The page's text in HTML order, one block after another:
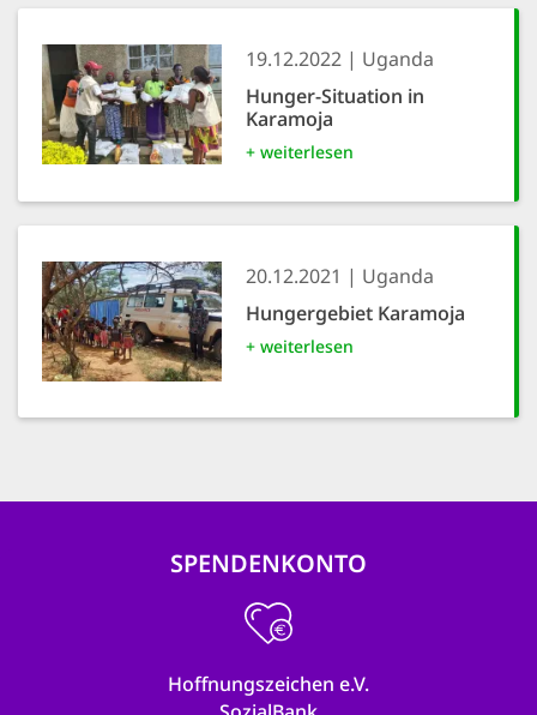
19.12.2022
Uganda
Hunger-Situation in
Karamoja
+ weiterlesen
20.12.2021
Uganda
Hungergebiet Karamoja
+ weiterlesen
SPENDENKONTO
Hoffnungszeichen e.V.